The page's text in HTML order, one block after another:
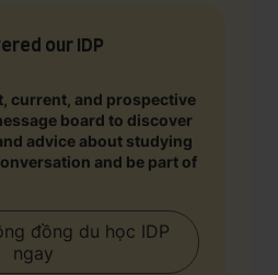
our IDP
current, and prospective
board to discover
advice about studying
and be part of
đồng du học IDP
ngay